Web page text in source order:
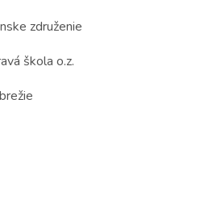
združenie
škola o.z.